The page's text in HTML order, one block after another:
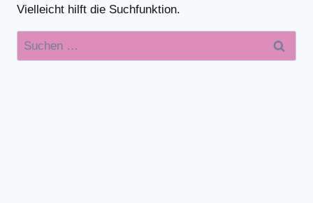
Vielleicht hilft die Suchfunktion.
Suchen
nach: